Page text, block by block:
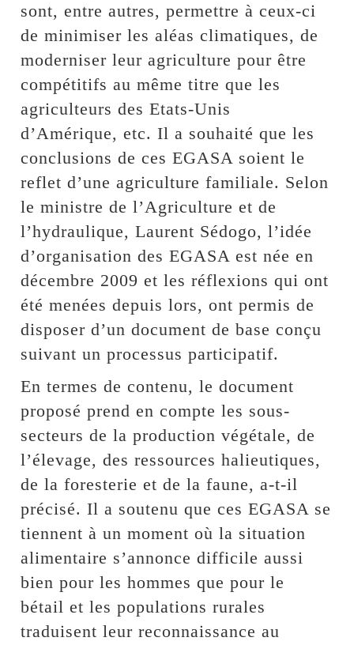
sont, entre autres, permettre à ceux-ci
de minimiser les aléas climatiques, de
moderniser leur agriculture pour être
compétitifs au même titre que les
agriculteurs des Etats-Unis
d’Amérique, etc. Il a souhaité que les
conclusions de ces EGASA soient le
reflet d’une agriculture familiale. Selon
le ministre de l’Agriculture et de
l’hydraulique, Laurent Sédogo, l’idée
d’organisation des EGASA est née en
décembre 2009 et les réflexions qui ont
été menées depuis lors, ont permis de
disposer d’un document de base conçu
suivant un processus participatif.
En termes de contenu, le document
proposé prend en compte les sous-
secteurs de la production végétale, de
l’élevage, des ressources halieutiques,
de la foresterie et de la faune, a-t-il
précisé. Il a soutenu que ces EGASA se
tiennent à un moment où la situation
alimentaire s’annonce difficile aussi
bien pour les hommes que pour le
bétail et les populations rurales
traduisent leur reconnaissance au